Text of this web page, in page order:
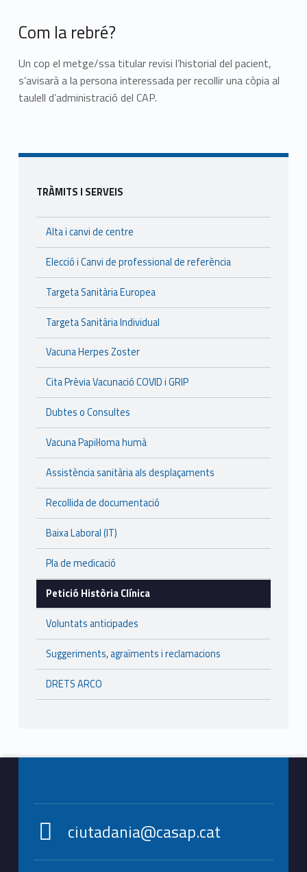
Com la rebré?
Un cop el metge/ssa titular revisi l’historial del pacient,
s’avisarà a la persona interessada per recollir una còpia al
taulell d’administració del CAP.
Sidebar
TRÀMITS I SERVEIS
Alta i canvi de centre
Elecció i Canvi de professional de referència
Targeta Sanitària Europea
Targeta Sanitària Individual
Vacuna Herpes Zoster
Cita Prèvia Vacunació COVID i GRIP
Dubtes o Consultes
Vacuna Papil·loma humà
Assistència sanitària als desplaçaments
Recollida de documentació
Baixa Laboral (IT)
Pla de medicació
Petició Història Clínica
Voluntats anticipades
Suggeriments, agraïments i reclamacions
DRETS ARCO
Footer info sidebar
ciutadania@casap.cat